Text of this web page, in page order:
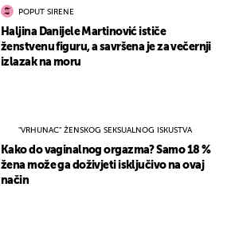
POPUT SIRENE
Haljina Danijele Martinović ističe
ženstvenu figuru, a savršena je za večernji
izlazak na moru
"VRHUNAC" ŽENSKOG SEKSUALNOG ISKUSTVA
Kako do vaginalnog orgazma? Samo 18 %
žena može ga doživjeti isključivo na ovaj
način